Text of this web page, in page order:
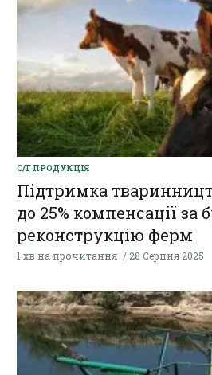
С/Г ПРОДУКЦІЯ
Підтримка
до 25% компенсації за
реконструкцію ферм
1 хв на прочитання 28 Серпня 2025